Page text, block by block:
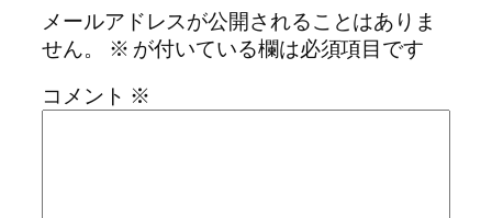
メールアドレスが公開されることはありま
せん。
※ が付いている欄は必須項目です
コメント ※